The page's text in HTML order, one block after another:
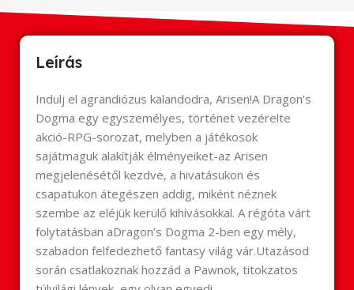
Leírás
Indulj el agrandiózus kalandodra, Arisen!A Dragon’s
Dogma egy egyszemélyes, történet vezérelte
akció-RPG-sorozat, melyben a játékosok
sajátmaguk alakítják élményeiket-az Arisen
megjelenésétől kezdve, a hivatásukon és
csapatukon átegészen addig, miként néznek
szembe az eléjük kerülő kihívásokkal. A régóta várt
folytatásban aDragon’s Dogma 2-ben egy mély,
szabadon felfedezhető fantasy világ vár.Utazásod
során csatlakoznak hozzád a Pawnok, titokzatos